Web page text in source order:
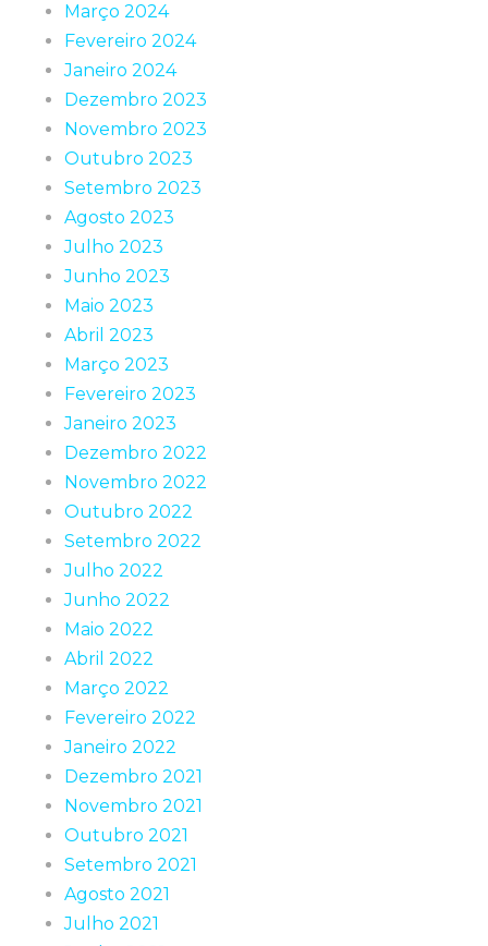
Março 2024
Fevereiro 2024
Janeiro 2024
Dezembro 2023
Novembro 2023
Outubro 2023
Setembro 2023
Agosto 2023
Julho 2023
Junho 2023
Maio 2023
Abril 2023
Março 2023
Fevereiro 2023
Janeiro 2023
Dezembro 2022
Novembro 2022
Outubro 2022
Setembro 2022
Julho 2022
Junho 2022
Maio 2022
Abril 2022
Março 2022
Fevereiro 2022
Janeiro 2022
Dezembro 2021
Novembro 2021
Outubro 2021
Setembro 2021
Agosto 2021
Julho 2021